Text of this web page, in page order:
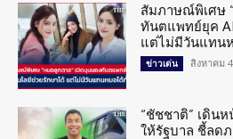
สัมภาษณ์พิเศษ
ทันตแพทย์ยุค
แต่ไม่มีวันแทน
ข่าวเด่น สิงหาคม
“ชัชชาติ” เดิน
ให้รัฐบาล ชี้ลด